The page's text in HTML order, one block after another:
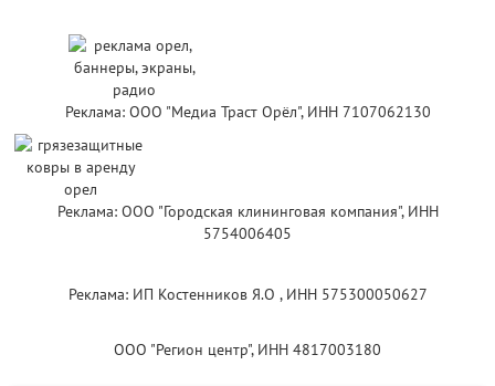
Реклама: ООО "Медиа Траст Орёл", ИНН 7107062130
Реклама: ООО "Городская клининговая компания", ИНН
5754006405
Реклама: ИП Костенников Я.О , ИНН 575300050627
ООО "Регион центр", ИНН 4817003180